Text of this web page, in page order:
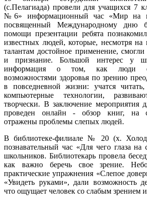
(с.Пелагиада) провели для учащихся
№6» информационный час «Мир на
посвященный Международному дню
помощи презентации ребята
известных людей, которые, несмотря
талантам достойное применение, смогли
и признание. Большой интерес у
информация о том, как люди с
возможностями здоровья по зрению
в повседневной жизни: учатся
компьютерные технологии,
творчески. В заключение мероприятия
проведен онлайн - обзор книг, на
отражены проблемы слепых людей.
В библиотеке-филиале № 20 (х.
познавательный час «Для чего глаза на
школьников. Библиотекарь провела
как важно беречь свое зрение.
практические упражнения «Слепое
«Увидеть руками», дали возможность
что ощущает человек со слабым зрением